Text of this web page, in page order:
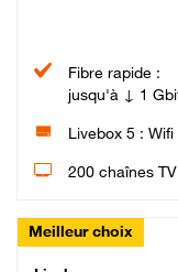
Fibre rapide :
jusqu'à ↓ 1
Livebox 5 : Wifi
200 chaînes
Meilleur choix